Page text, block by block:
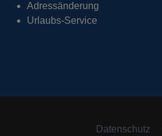
Adressänderung
Urlaubs-Service
Datenschutz